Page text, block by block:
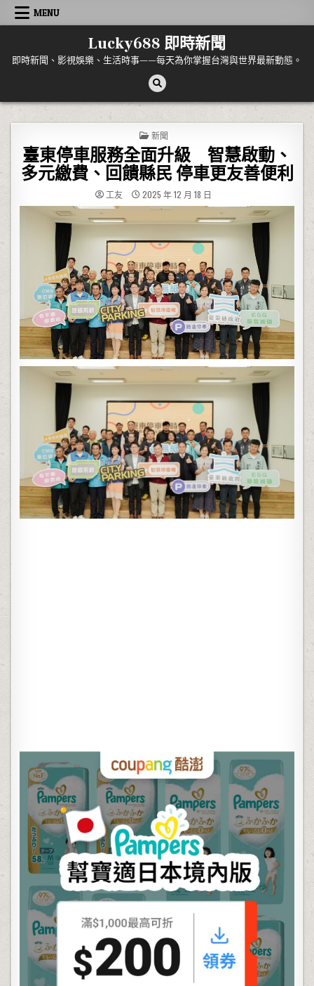
Skip to content
MENU
Lucky688 即時新聞
即時新聞、影視娛樂、生活時事——每天為你掌握台灣與世界最新動態。
POSTED IN
新聞
臺東停車服務全面升級 智慧啟動、
多元繳費、回饋縣民 停車更友善便利
工友 2025 年 12 月 18 日